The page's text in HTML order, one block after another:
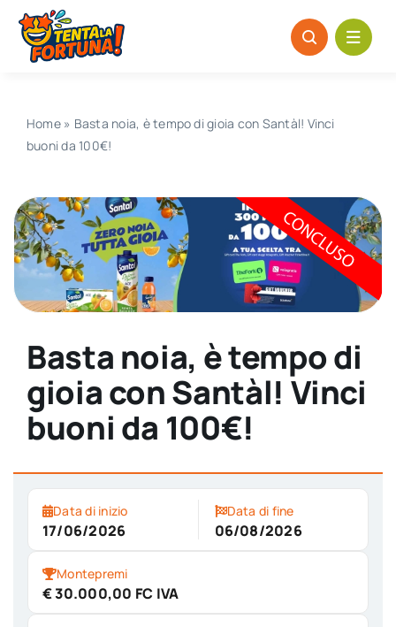
Salta
contenuto
Home» Basta noia, è tempo di gioia con Santàl! Vinci
buoni da 100€!
Basta noia, è tempo di
gioia con Santàl! Vinci
buoni da 100€!
Data di inizio
17/06/2026
Data di fine
06/08/2026
Montepremi
€ 30.000,00 FC IVA